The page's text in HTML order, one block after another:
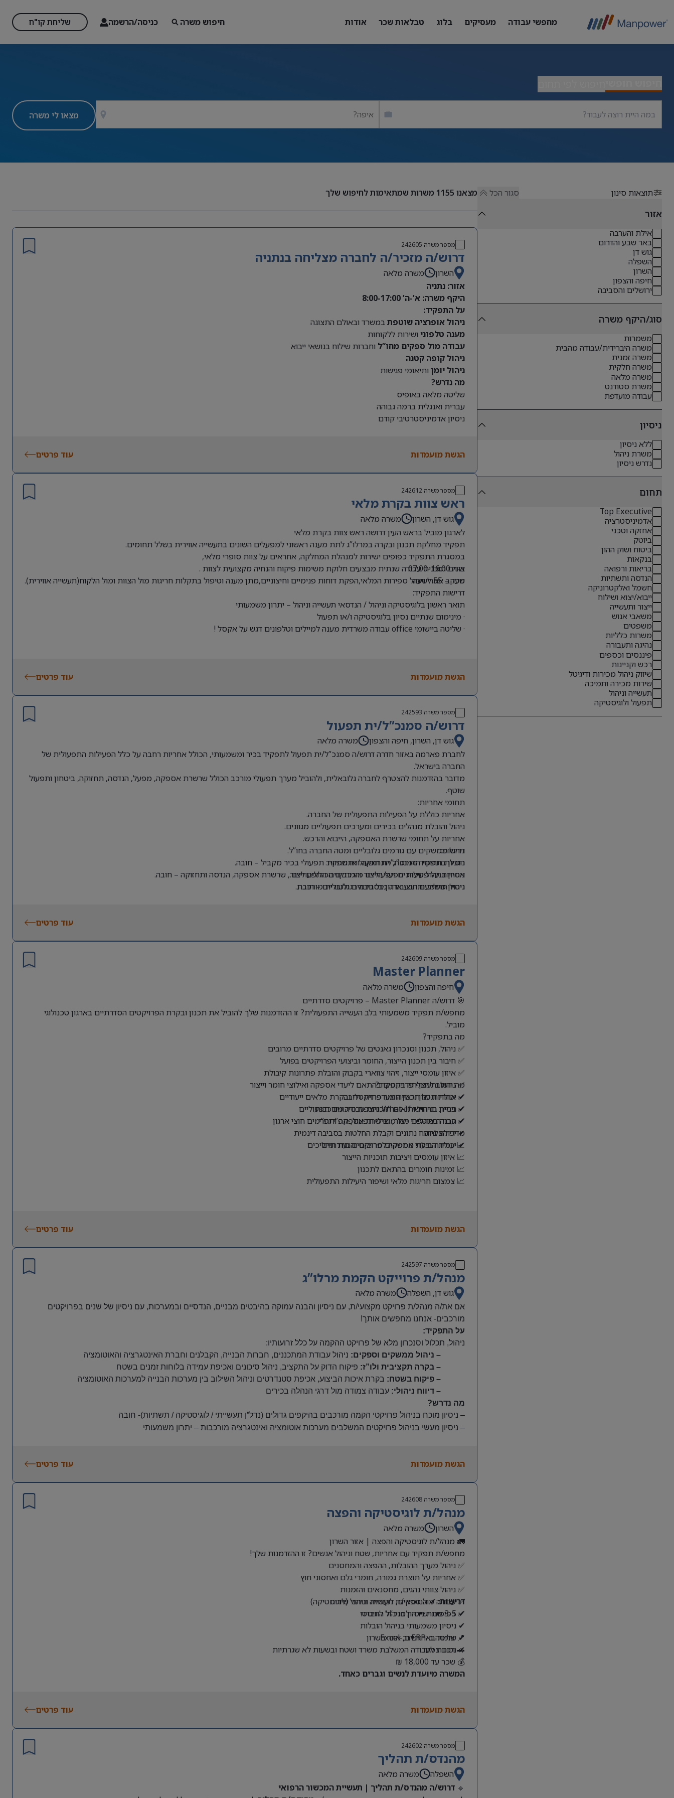
מחפשי עבודה מעסיקים בלוג טבלאות שכר אודות חיפוש משרה כניסה/הרשמה שליחת קו"ח
איפה? מצאו לי משרה
תוצאות סינון סגור הכל
אזור
אילת והערבה
באר שבע והדרום
גוש דן
השפלה
השרון
חיפה והצפון
ירושלים והסביבה
סוג/היקף משרה
משמרות
משרה היברידית/עבודה מהבית
משרה זמנית
משרה חלקית
משרה מלאה
משרת סטודנט
עבודה מועדפת
ניסיון
ללא ניסיון
משרת ניהול
נדרש ניסיון
תחום
Top Executive
אדמיניסטרציה
אחזקה וטכני
ביוטק
ביטוח ושוק ההון
בנקאות
בריאות ורפואה
הנדסה ותשתיות
חשמל ואלקטרוניקה
ייבוא/יצוא ושילוח
ייצור ותעשייה
משאבי אנוש
משפטים
משרות כלליות
נהיגה ותעבורה
פיננסים וכספים
רכש וקניינות
שיווק ניהול מכירות ודיגיטל
שירות מכירה ותמיכה
תעשייה וניהול
תפעול ולוגיסטיקה
מצאנו 1155 משרות שמתאימות לחיפוש שלך
מספר משרה 242605
דרוש/ה מזכיר/ה לחברה מצליחה בנתניה
השרון
משרה מלאה
אזור: נתניה
היקף משרה: א’-ה’ 8:00-17:00
על התפקיד:
ניהול אופרציה שוטפתבמשרד ובאולם התצוגה
מענה טלפוני ושירות ללקוחות
עבודה מול ספקים מחו”ל וחברות שילוח בנושאי ייבוא
ניהול קופה קטנה
ניהול יומן ותיאומי פגישות
מה נדרש?
שליטה מלאה באופיס
עברית ואנגלית ברמה גבוהה
ניסיון אדמיניסטרטיבי קודם
הגשת מועמדות עוד פרטים
מספר משרה 242612
ראש צוות בקרת מלאי
גוש דן, השרון
משרה מלאה
לארגון מוביל בראש העין דרושה ראש צוות בקרת מלאי
תפקיד מחלקת תכנון ובקרה במרלו”ג לתת מענה ראשוני למפעלים השונים בתעשייה אווירית בשלל תחומים.
במסגרת התפקיד כפופים ישירות למנהלת המחלקה, אחראים על צוות סופרי מלאי,
בונים תוכנית עבודה שנתית מבצעים חלוקת משימות פיקוח והנחיה מקצועית לצוות .
מעקב אחרי ניהול ספירות המלאי,הפקת דוחות פנימיים וחיצוניים,מתן מענה וטיפול בתקלות חריגות מול הצוות ומול הלקוח(תעשייה אווירית).
א-ה 07:00-16:00
שכר – 55 לשעה
דרישות התפקיד:
תואר ראשון בלוגיסטיקה וניהול / הנדסאי תעשייה וניהול – יתרון משמעותי
· מינימום שנתיים נסיון בלוגיסטיקה ו/או תפעול
· שליטה ביישומי office עבודה משרדית מענה למיילים וטלפונים דגש על אקסל !
הגשת מועמדות עוד פרטים
מספר משרה 242593
דרוש/ה סמנכ”ל/ית תפעול
גוש דן, השרון, חיפה והצפון
משרה מלאה
לחברת פארמה באזור חדרה דרוש/ה סמנכ”ל/ית תפעול לתפקיד בכיר ומשמעותי, הכולל אחריות רחבה על כלל הפעילות התפעולית של
החברה בישראל.
מדובר בהזדמנות להצטרף לחברה גלובאלית, ולהוביל מערך תפעולי מורכב הכולל שרשרת אספקה, מפעל, הנדסה, תחזוקה, ביטחון ותפעול
שוטף.
תחומי אחריות:
אחריות כוללת על הפעילות התפעולית של החברה.
ניהול והובלת מנהלים בכירים ומערכים תפעוליים מגוונים.
אחריות על תחומי שרשרת האספקה, הייבוא והרכש.
ניהול ממשקים עם גורמים גלובליים ומטה החברה בחו”ל.
הובלת תחומי ההנדסה, התחזוקה והתשתיות.
אחריות על פעילות מפעל הייצור והמתקנים התפעוליים.
ניהול תהליכים חוצי ארגון בסביבה רגולטורית מורכבת.
הובלת תהליכי התייעלות, בקרה ושיפור ביצועים.
דרישות:
ניסיון בתפקיד סמנכ”ל/ית תפעול או תפקיד תפעולי בכיר מקביל – חובה.
ניסיון בניהול מערכים תפעוליים מורכבים הכוללים ייצור, שרשרת אספקה, הנדסה ותחזוקה – חובה.
ניסיון משמעותי בעבודה מול גורמים גלובליים – חובה.
ניסיון מענפי הפארמה, המדיקל, מוצרי הצריכה או תחומים רגולטוריים דומים – חובה
הגשת מועמדות עוד פרטים
מספר משרה242609
Master Planner
חיפה והצפון
משרה מלאה
🎯 דרוש/ה Master Planner – פרויקטים סדרתיים
מחפש/ת תפקיד משמעותי בלב העשייה התפעולית? זו ההזדמנות שלך להוביל את תכנון ובקרת הפרויקטים הסדרתיים בארגון טכנולוגי
מוביל.
מה בתפקיד?
✅ ניהול, תכנון וסנכרון גאנטים של פרויקטים סדרתיים מרובים
✅ חיבור בין תכנון הייצור, החומר וביצועי הפרויקטים בפועל
✅ איזון עומסי ייצור, זיהוי צווארי בקבוק והובלת פתרונות קיבולת
✅ ניהול ותעדוף פרויקטים בהתאם ליעדי אספקה ואילוצי חומר וייצור
✅ אחריות על תכנון חומר פרויקטלי ובקרת מלאים ייעודיים
✅ בניית תרחישי What-If והצפת סיכונים תפעוליים
✅ עבודה שוטפת מול מובילי תפעול, תפ”י וגורמים חוצי ארגון
מה חשוב להצלחה בתפקיד?
✔ יכולת תכנון וראייה מערכתית רחבה
✔ ניסיון בניהול ותיאום תוכניות עבודה מורכבות
✔ הבנה בתהליכי ייצור, שרשרת אספקה ותפ”י
✔ יכולת ניתוח נתונים וקבלת החלטות בסביבה דינמית
✔ יכולת הובלת ממשקים מרובים והנעת תהליכים
מדדי הצלחה:
📈 עמידה ביעדי אספקה לפרויקטים סדרתיים
📈 איזון עומסים ויציבות תוכניות הייצור
📈 זמינות חומרים בהתאם לתכנון
📈 צמצום חריגות מלאי ושיפור היעילות התפעולית
הגשת מועמדות עוד פרטים
מספר משרה 242597
מנהל/ת פרוייקט הקמת מרלו”ג
גוש דן, השפלה משרה מלאה
אם את/ה מנהל/ת פרויקט מקצועי/ת, עם ניסיון והבנה עמוקה בהיבטים מבניים, הנדסיים ובמערכות, עם ניסיון של שנים בפרויקטים
מורכבים- אנחנו מחפשים אותך!
על התפקיד:
ניהול, תכלול וסנכרון מלא של פרויקט ההקמה על כלל זרועותיו:
– ניהול ממשקים וספקים: ניהול עבודת המתכננים, חברות הבנייה, הקבלנים וחברת האינטגרציה והאוטומציה
– בקרה תקציבית ולו”ז: פיקוח הדוק על התקציב, ניהול סיכונים ואכיפת עמידה בלוחות זמנים בשטח
– פיקוח בשטח: בקרת איכות הביצוע, אכיפת סטנדרטים וניהול השילוב בין מערכות הבנייה למערכות האוטומציה
– דיווח ניהולי: עבודה צמודה מול דרגי הנהלה בכירים
מה נדרש?
– ניסיון מוכח בניהול פרויקטי הקמה מורכבים בהיקפים גדולים (נדל”ן תעשייתי / לוגיסטיקה / תשתיות)- חובה
– ניסיון מעשי בניהול פרויקטים המשלבים מערכות אוטומציה ואינטגרציה מורכבות – יתרון משמעותי
–יכולת הובלה, אסרטיביות וראייה מערכתית גבוהה
הגשת מועמדות עוד פרטים
מספר משרה242608
מנהל/ת לוגיסטיקה והפצה
השרון
משרה מלאה
🚛 מנהל/ת לוגיסטיקה והפצה | אזור השרון
מחפש/ת תפקיד עם אחריות, שטח וניהול אנשים? זו ההזדמנות שלך!
✅ ניהול מערך ההובלות, ההפצה והמחסנים
✅ אחריות על תוצרת גמורה, חומרי גלם ואחסוני חוץ
✅ ניהול צוותי נהגים, מחסנאים והזמנות
✅ עבודה מול ספקים, לקוחות ונותני שירות
✅ כפיפות ישירה למנכ”ל החברה
דרישות:✔ הנדסאי/ת תעשייה וניהול (לוגיסטיקה)
✔ 3-5 שנות ניסיון בניהול לוגיסטי
✔ ניסיון משמעותי בניהול הובלות
✔ שליטה ב-ERP וב-Excel
✔ נכונות לעבודה המשלבת משרד ושטח ובשעות לא שגרתיות
📍 צומת בארותיים, אזור השרון
🚗 רכב צמוד
💰 שכר עד 18,000 ₪
המשרה מיועדת לנשים וגברים כאחד.
הגשת מועמדות עוד פרטים
מספר משרה 242602
מהנדס/ת תהליך
השפלה
משרה מלאה
🔹 דרוש/ה מהנדס/ת תהליך | תעשיית המכשור הרפואי